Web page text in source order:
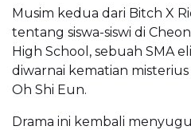
Musim kedua dari Bitch X
tentang siswa-siswi di
High School, sebuah SMA
diwarnai kematian
Oh Shi Eun.
Drama ini kembali